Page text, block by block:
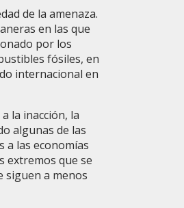
de la amenaza.
en las que
por los
fósiles, en
internacional en
la inacción, la
algunas de las
a las economías
extremos que se
siguen a menos